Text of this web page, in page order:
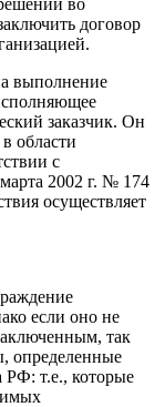
договор
выполнение
заказчик. Он
области
с
2002 г. № 174
осуществляет
если оно не
так
определенные
РФ: т.е., которые